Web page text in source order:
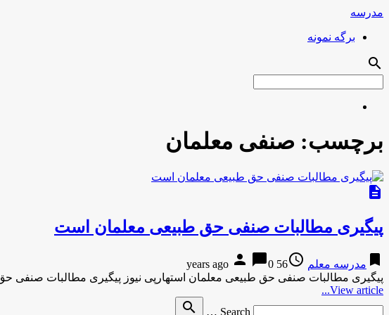
مدرسه
برگه نمونه
search
برچسب: صنفی معلمان
description
پیگیری مطالبات صنفی حق طبیعی معلمان است
bookmark مدرسه معلم access_time
56 years ago
person chat_bubble0
پیگیری مطالبات صنفی حق طبیعی معلمان استهارپی نیوز پیگیری مطالبات
View article...
Search …
search